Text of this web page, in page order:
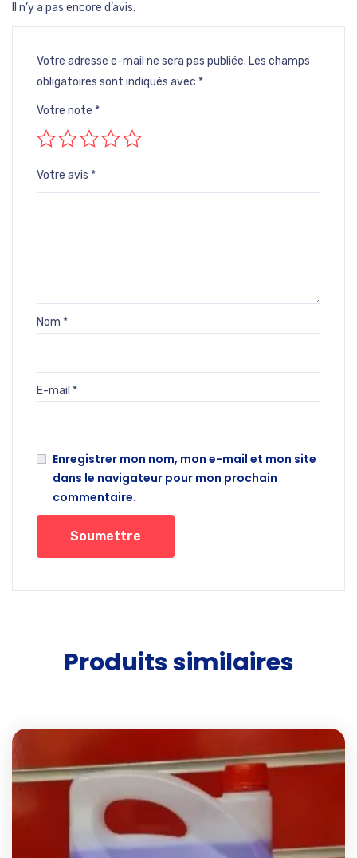
Il n’y a pas encore d’avis.
Votre adresse e-mail ne sera pas publiée. Les champs
obligatoires sont indiqués avec *
Votre note *
Votre avis *
Nom *
E-mail *
Enregistrer mon nom, mon e-mail et mon site
dans le navigateur pour mon prochain
commentaire.
Produits similaires
Add